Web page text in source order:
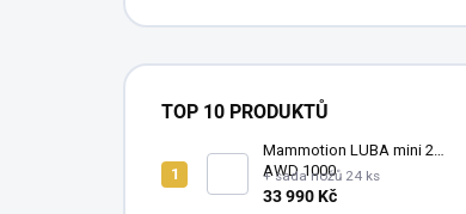
TOP 10 PRODUKTŮ
Mammotion LUBA mini 2
AWD 1000
+ sada nožů 24 ks
33 990 Kč